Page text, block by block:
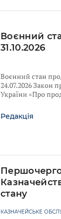
Воєнний
31.10.2026
Воєнний стан
24.07.2026 Закон
України «Про
Редакція
стану
КАЗНАЧЕЙСЬКЕ